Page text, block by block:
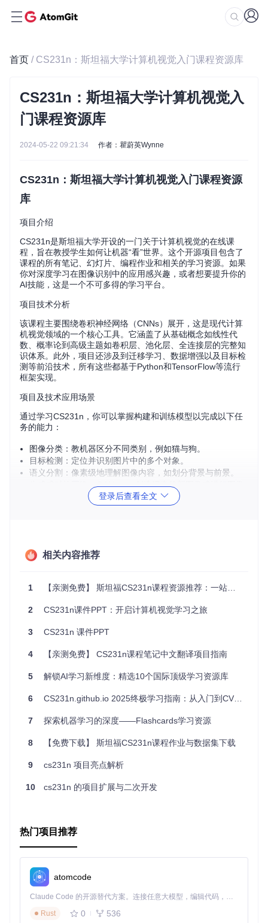
首页 / CS231n：斯坦福大学计算机视觉入门课程资源库
CS231n：斯坦福大学计算机视觉入
门课程资源库
2024-05-22 09:21:34 作者：瞿蔚英Wynne
CS231n：斯坦福大学计算机视觉入门课程资源
库
项目介绍
CS231n是斯坦福大学开设的一门关于计算机视觉的在线课
程，旨在教授学生如何让机器“看”世界。这个开源项目包含了
课程的所有笔记、幻灯片、编程作业和相关的学习资源。如果
你对深度学习在图像识别中的应用感兴趣，或者想要提升你的
AI技能，这是一个不可多得的学习平台。
项目技术分析
该课程主要围绕卷积神经网络（CNNs）展开，这是现代计算
机视觉领域的一个核心工具。它涵盖了从基础概念如线性代
数、概率论到高级主题如卷积层、池化层、全连接层的完整知
识体系。此外，项目还涉及到迁移学习、数据增强以及目标检
测等前沿技术，所有这些都基于Python和TensorFlow等流行
框架实现。
项目及技术应用场景
通过学习CS231n，你可以掌握构建和训练模型以完成以下任
务的能力：
图像分类：教机器区分不同类别，例如猫与狗。
目标检测：定位并识别图片中的多个对象。
语义分割：像素级地理解图像内容，如划分背景与前景。
生成式对抗网络（GANs）：创造逼真的新图像或进行图像
迁移学习：利用预训练模型快速适应新的任务。
项目特点
学习轨迹。
实战项目：编程作业让你亲手实践理论，加深理解。
更新及时：随着研究发展，课程内容定期更新，保持与时代
社区支持：广泛的用户群和活跃的论坛，遇到问题时可以寻
开放源代码：所有示例代码均开源，便于探索和学习。
总的来说，无论你是初学者还是经验丰富的开发者，CS231n
力的社区，开启你的视觉智能之旅吧！
登录后查看全文
相关内容推荐
1 【亲测免费】 斯坦福CS231n课程资源推荐：一站式学习卷积神经网络
2 CS231n课件PPT：开启计算机视觉学习之旅
3 CS231n 课件PPT
4 【亲测免费】 CS231n课程笔记中文翻译项目指南
5 解锁AI学习新维度：精选10个国际顶级学习资源库
6 CS231n.github.io 2025终极学习指南：从入门到CV专家
7 探索机器学习的深度——Flashcards学习资源
8 【免费下载】 斯坦福CS231n课程作业与数据集下载
9 cs231n 项目亮点解析
10 cs231n 的项目扩展与二次开发
热门项目推荐
atomcode
Claude Code 的开源替代方案。连接任意大模型，编辑代码，运行命令，自动验证 — 全自动执行。用 Rust 构建，极致性能。 ｜ An open-source alternative to Claude Code. Connect any LLM, edit code, run commands, and verify changes — autonomously. Built in Rust for speed. Get Started
Rust
0 536